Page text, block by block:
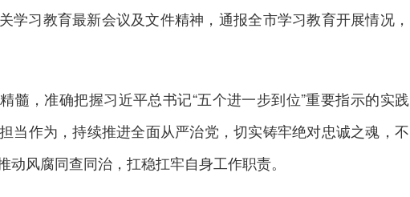
学习教育最新会议及文件精神，通报全市学习教育开展情况，
髓，准确把握习近平总书记“五个进一步到位”重要指示的实践
当作为，持续推进全面从严治党，切实铸牢绝对忠诚之魂，不
风腐同查同治，扛稳扛牢自身工作职责。